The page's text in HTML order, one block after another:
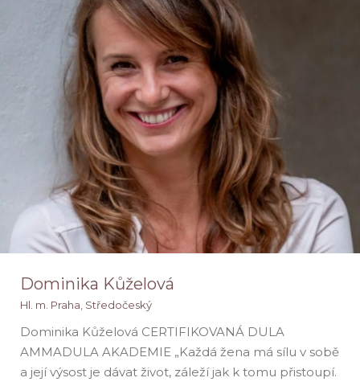
Dominika Kůželová
Hl. m. Praha Středočeský
Dominika Kůželová CERTIFIKOVANÁ DULA
AMMADULA AKADEMIE „Každá žena má sílu v sobě
a její výsost je dávat život, záleží jak k tomu přistoupí.